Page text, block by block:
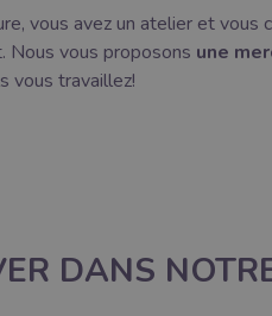
vous avez un atelier et vous
Nous vous proposons une
vous travaillez!
DANS